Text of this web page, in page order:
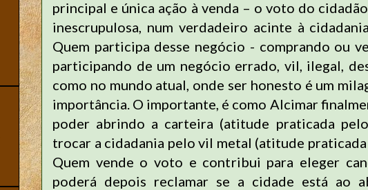
principal e única ação à venda – o voto do
inescrupulosa, num verdadeiro acinte à
Quem participa desse negócio - comprando ou
participando de um negócio errado, vil, ilegal,
como no mundo atual, onde ser honesto é um
importância. O importante, é como Alcimar
poder abrindo a carteira (atitude praticada
trocar a cidadania pelo vil metal (atitude
Quem vende o voto e contribui para eleger
poderá depois reclamar se a cidade está ao